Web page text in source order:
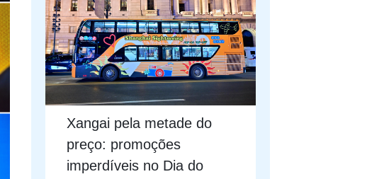
Xangai pela metade do
preço: promoções
imperdíveis no Dia do